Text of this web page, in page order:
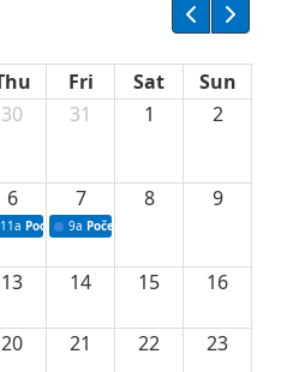
Fri Sat
Sun
ugovora sa neprofitnim
30 31 1 2
ugovora o stipendijama za
6
11a Podrška razvoju vodne infrastrukture u
7
9a Početak izgradnje nove
8 9
13 14 15 16
20 21 22 23